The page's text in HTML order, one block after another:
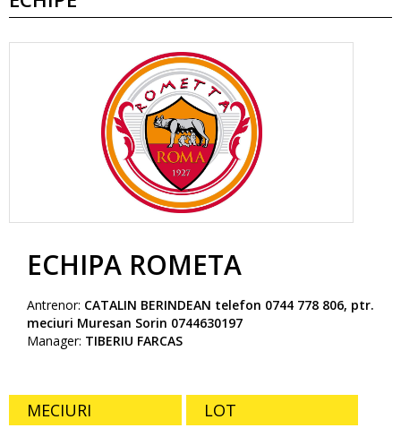
ECHIPA ROMETA
Antrenor: CATALIN BERINDEAN telefon 0744 778 806, ptr.
meciuri Muresan Sorin 0744630197
Manager: TIBERIU FARCAS
MECIURI LOT